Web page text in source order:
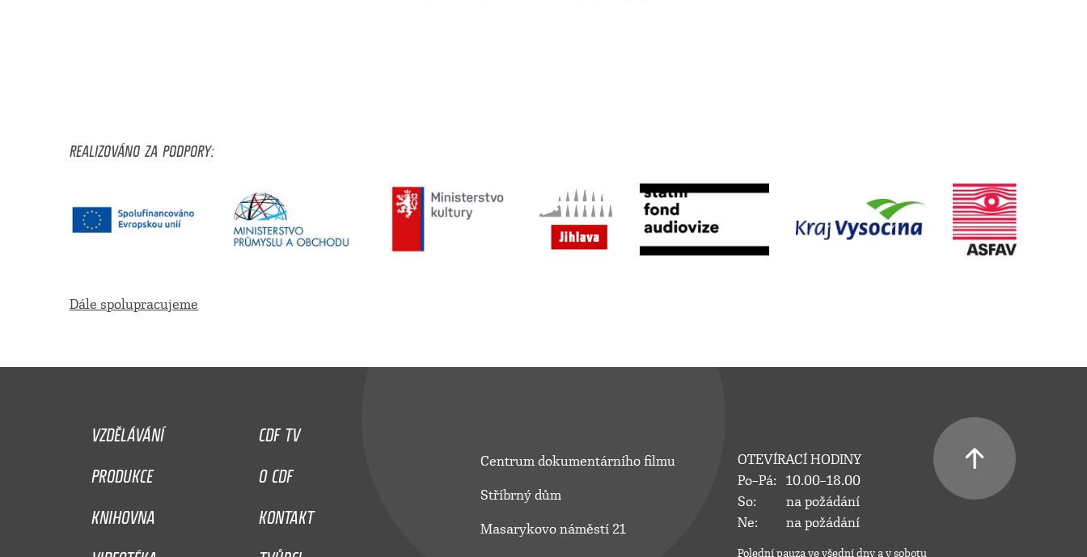
REALIZOVÁNO ZA PODPORY:
Dále spolupracujeme
VZDĚLÁVÁNÍ
CDF TV
PRODUKCE
O CDF
KNIHOVNA
KONTAKT
Centrum dokumentárního filmu
Stříbrný dům
Masarykovo náměstí 21
OTEVÍRACÍ HODINY
Po–Pá:
10.00–18.00
So:
na požádání
Ne:
na požádání
Polední pauza ve všední dny a v sobotu